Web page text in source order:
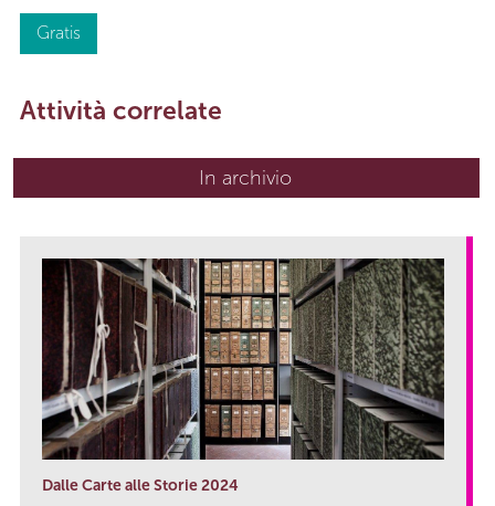
Gratis
Attività correlate
In archivio
Dalle Carte alle Storie 2024